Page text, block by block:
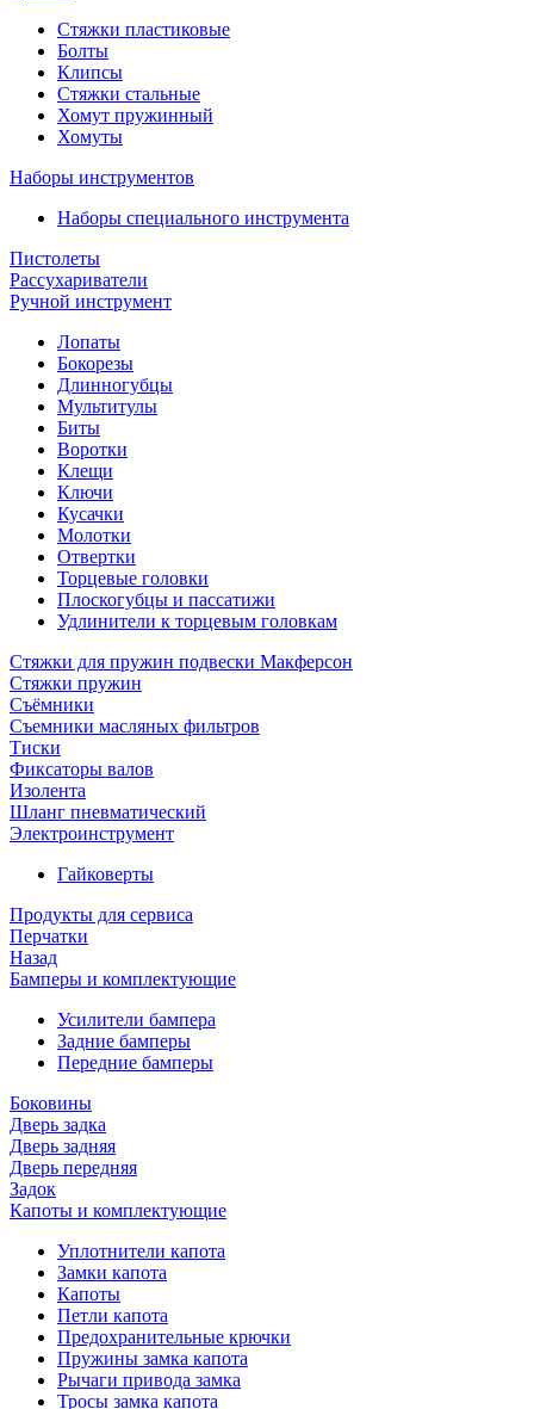
Стяжки пластиковые
Болты
Клипсы
Стяжки стальные
Хомут пружинный
Хомуты
Наборы инструментов
Наборы специального инструмента
Пистолеты
Рассухариватели
Ручной инструмент
Лопаты
Бокорезы
Длинногубцы
Мультитулы
Биты
Воротки
Клещи
Ключи
Кусачки
Молотки
Отвертки
Торцевые головки
Плоскогубцы и пассатижи
Удлинители к торцевым головкам
Стяжки для пружин подвески Макферсон
Стяжки пружин
Съёмники
Съемники масляных фильтров
Тиски
Фиксаторы валов
Изолента
Шланг пневматический
Электроинструмент
Гайковерты
Продукты для сервиса
Перчатки
Назад
Бамперы и комплектующие
Усилители бампера
Задние бамперы
Передние бамперы
Боковины
Дверь задка
Дверь задняя
Дверь передняя
Задок
Капоты и комплектующие
Уплотнители капота
Замки капота
Капоты
Петли капота
Предохранительные крючки
Пружины замка капота
Рычаги привода замка
Тросы замка капота